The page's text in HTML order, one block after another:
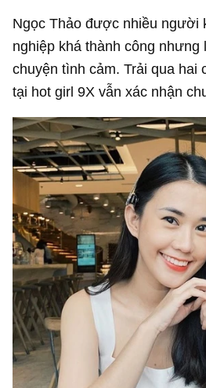
Ngọc Thảo được nhiều người
nghiệp khá thành công nhưng
chuyện tình cảm. Trải qua hai
tại hot girl 9X vẫn xác nhận